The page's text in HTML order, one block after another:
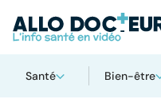
Santé Bien-être